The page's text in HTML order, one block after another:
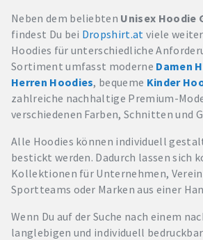
Neben dem beliebten Unisex Hoodie
findest Du bei Dropshirt.at viele
Hoodies für unterschiedliche
Sortiment umfasst moderne Damen
Herren Hoodies, bequeme Kinder
zahlreiche nachhaltige Premium-
verschiedenen Farben, Schnitten und
Alle Hoodies können individuell
bestickt werden. Dadurch lassen sich
Kollektionen für Unternehmen,
Sportteams oder Marken aus einer
Wenn Du auf der Suche nach einem
langlebigen und individuell